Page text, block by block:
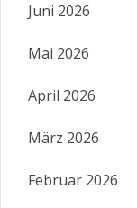
Juni 2026
Mai 2026
April 2026
März 2026
Februar 2026